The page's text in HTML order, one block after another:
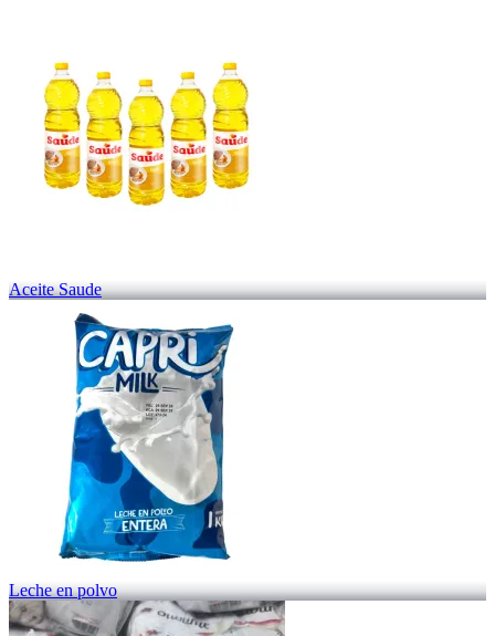
Aceite Saude
Leche en polvo